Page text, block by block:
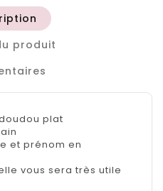
produit
plat
et prénom en
vous sera très utile